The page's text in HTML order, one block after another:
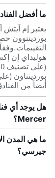
ما أفضل
يعتبر إم آيتش
هوليداي إن
أيضاً من
Mercer؟
ما هي المدن
جيرسي؟